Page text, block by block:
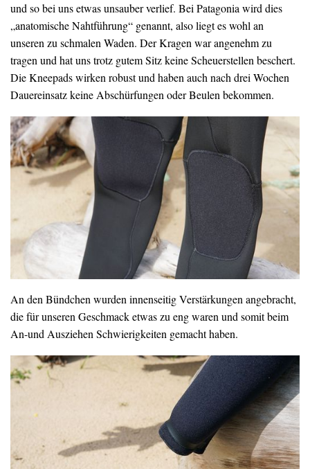
und so bei uns etwas unsauber verlief. Bei Patagonia wird dies
„anatomische Nahtführung“ genannt, also liegt es wohl an
unseren zu schmalen Waden. Der Kragen war angenehm zu
tragen und hat uns trotz gutem Sitz keine Scheuerstellen beschert.
Die Kneepads wirken robust und haben auch nach drei Wochen
Dauereinsatz keine Abschürfungen oder Beulen bekommen.
An den Bündchen wurden innenseitig Verstärkungen angebracht,
die für unseren Geschmack etwas zu eng waren und somit beim
An-und Ausziehen Schwierigkeiten gemacht haben.